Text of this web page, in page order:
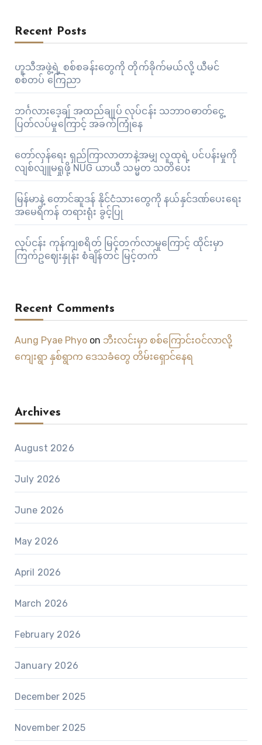
Recent Posts
ဟူသီအဖွဲ့ရဲ့ စစ်စခန်းတွေကို တိုက်ခိုက်မယ်လို့ ယီမင်
စစ်တပ် ကြေညာ
ဘင်္ဂလားဒေ့ချ် အထည်ချုပ် လုပ်ငန်း သဘာဝဓာတ်ငွေ့
ပြတ်လပ်မှုကြောင့် အခက်ကြုံနေ
တော်လှန်ရေး ရှည်ကြာလာတာနဲ့အမျှ လူထုရဲ့ ပင်ပန်းမှုကို
လျစ်လျူမရှုဖို့ NUG ယာယီ သမ္မတ သတိပေး
မြန်မာနဲ့ တောင်ဆူဒန် နိုင်ငံသားတွေကို နယ်နှင်ဒဏ်ပေးရေး
အမေရိကန် တရားရုံး ခွင့်ပြု
လုပ်ငန်း ကုန်ကျစရိတ် မြင့်တက်လာမှုကြောင့် ထိုင်းမှာ
ကြက်ဥဈေးနှုန်း စံချိန်တင် မြင့်တက်
Recent Comments
Aung Pyae Phyoon ဘီးလင်းမှာ စစ်ကြောင်းဝင်လာလို့
ကျေးရွာ နှစ်ရွာက ဒေသခံတွေ တိမ်းရှောင်နေရ
Archives
August 2026
July 2026
June 2026
May 2026
April 2026
March 2026
February 2026
January 2026
December 2025
November 2025